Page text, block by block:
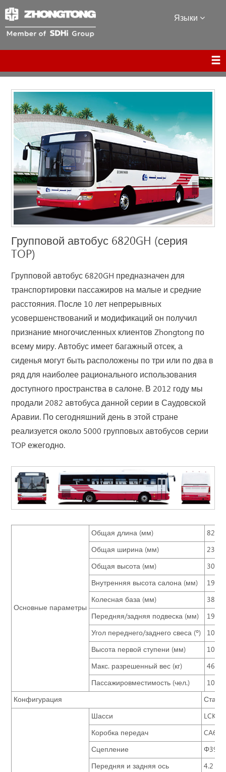
Языки
Групповой автобус 6820GH (серия
TOP)
Групповой автобус 6820GH предназначен для
транспортировки пассажиров на малые и средние
расстояния. После 10 лет непрерывных
усовершенствований и модификаций он получил
признание многочисленных клиентов Zhongtong по
всему миру. Автобус имеет багажный отсек, а
сиденья могут быть расположены по три или по два в
ряд для наиболее рационального использования
доступного пространства в салоне. В 2012 году мы
продали 2082 автобуса данной серии в Саудовской
Аравии. По сегодняшний день в этой стране
реализуется около 5000 групповых автобусов серии
TOP ежегодно.
Основные параметры
Общая длина (мм)
8220
Общая ширина (мм)
2360
Общая высота (мм)
Внутренняя высота салона (мм)
1920
Колесная база (мм)
3800
Передняя/задняя подвеска (мм)
Угол переднего/заднего свеса (º)
10/8
Высота первой ступени (мм)
Макс. разрешенный вес (кг)
46+1
Пассажировместимость (чел.)
100
Конфигурация
Шасси
Коробка передач
CA6-
Сцепление
Φ395 ,
Передняя и задняя ось
4.2 т/